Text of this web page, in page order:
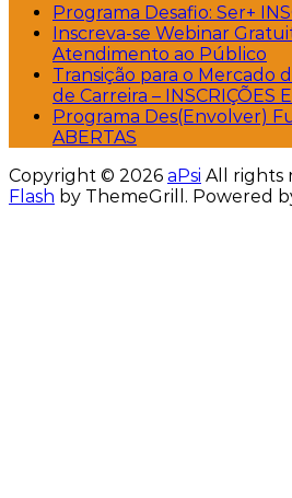
Programa Desafio: Ser+
Inscreva-se Webinar
Atendimento ao Público
Transição para o Mercado
de Carreira – INSCRIÇÕES
Programa Des(Envolver)
ABERTAS
Copyright © 2026 aPsi All rights
Flash by ThemeGrill. Powered